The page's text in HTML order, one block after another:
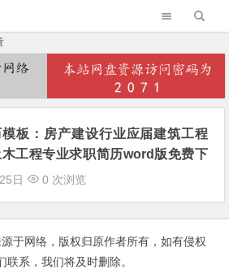
array offset on null in/www/wwwroot/ziliaocangku.cn/wp-content/themes/Begin/inc/type-navigation.php
板：房产建设行业应届建筑工程
木工程专业求职简历word版免费下
日 0 次浏览
于网络，版权归原作者所有，如有侵权
联系，我们将及时删除。